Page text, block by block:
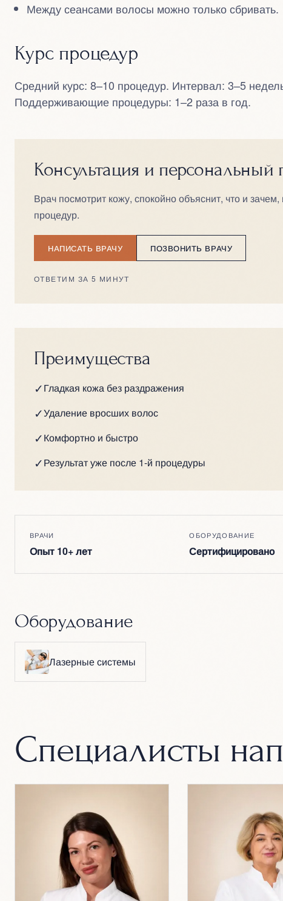
Между сеансами волосы можно только сбривать.
Курс процедур
Средний курс: 8–10 процедур. Интервал: 3–5
Поддерживающие процедуры: 1–2 раза в год.
Консультация и персональный
Врач посмотрит кожу, спокойно объяснит, что и
процедур.
НАПИСАТЬ ВРАЧУ ПОЗВОНИТЬ ВРАЧУ
ОТВЕТИМ ЗА 5 МИНУТ
Преимущества
✓Гладкая кожа без раздражения
✓Удаление вросших волос
✓Комфортно и быстро
✓Результат уже после 1-й процедуры
ВРАЧИ
Опыт 10+ лет
ОБОРУДОВАНИЕ
Сертифицировано
Оборудование
Лазерные системы
Специалисты